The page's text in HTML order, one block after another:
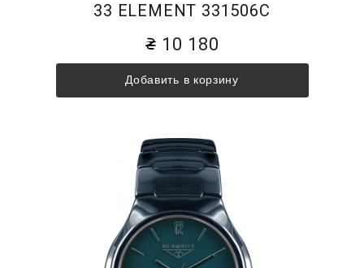
33 ELEMENT 331506C
10 180
Добавить в корзину